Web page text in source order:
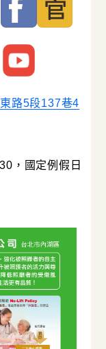
路5段137巷4
，國定例假日